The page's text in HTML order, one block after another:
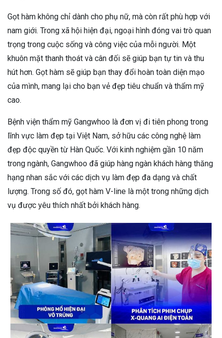
Gọt hàm không chỉ dành cho phụ nữ, mà còn rất phù hợp với
nam giới. Trong xã hội hiện đại, ngoại hình đóng vai trò quan
trọng trong cuộc sống và công việc của mỗi người. Một
khuôn mặt thanh thoát và cân đối sẽ giúp bạn tự tin và thu
hút hơn. Gọt hàm sẽ giúp bạn thay đổi hoàn toàn diện mạo
của mình, mang lại cho bạn vẻ đẹp tiêu chuẩn và thẩm mỹ
cao.
Bệnh viện thẩm mỹ Gangwhoo là đơn vị đi tiên phong trong
lĩnh vực làm đẹp tại Việt Nam, sở hữu các công nghệ làm
đẹp độc quyền từ Hàn Quốc. Với kinh nghiệm gần 10 năm
trong ngành, Gangwhoo đã giúp hàng ngàn khách hàng thăng
hạng nhan sắc với các dịch vụ làm đẹp đa dạng và chất
lượng. Trong số đó, gọt hàm V-line là một trong những dịch
vụ được yêu thích nhất bởi khách hàng.